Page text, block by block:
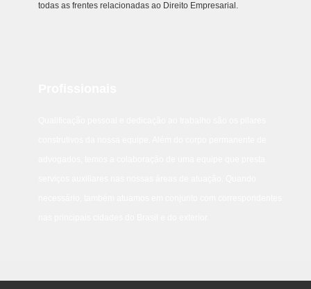
todas as frentes relacionadas ao Direito Empresarial.